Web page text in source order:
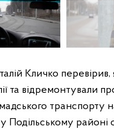
Кличко
та відремонтували
транспорту
Подільському районі